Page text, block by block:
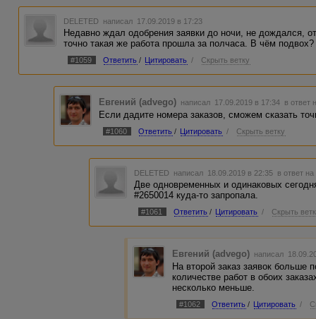
DELETED написал 17.09.2019 в 17:23
Недавно ждал одобрения заявки до ночи, не дождался,
точно такая же работа прошла за полчаса. В чём подвох?
#1059 Ответить / Цитировать / Скрыть ветку
Евгений (advego) написал 17.09.2019 в 17:34 в ответ
Если дадите номера заказов, сможем сказать
#1060 Ответить / Цитировать / Скрыть ветку
DELETED написал 18.09.2019 в 22:35 в ответ
Две одновременных и одинаковых
#2650014 куда-то запропала.
#1061 Ответить / Цитировать / Скрыть
Евгений (advego) написал
На второй заказ заявок больше
количестве работ в обоих
несколько меньше.
#1062 Ответить / Цитировать /